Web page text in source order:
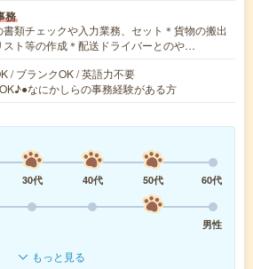
務
書類チェックや入力業務、セット＊貨物の搬出
スト等の作成＊配送ドライバーとのや…
/ ブランクOK / 英語力不要
なにかしらの事務経験がある方
30代 40代 50代
60代
男性
もっと見る